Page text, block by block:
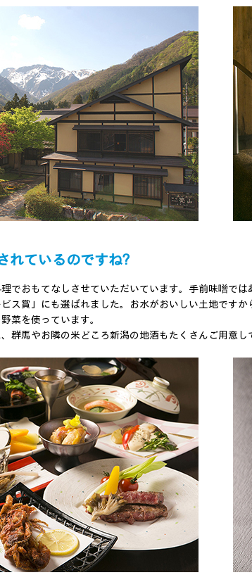
れているのですね?
でおもてなしさせていただいています。手前味噌で
ス賞」にも選ばれました。お水がおいしい土地です
菜を使っています。
群馬やお隣の米どころ新潟の地酒もたくさんご用意し